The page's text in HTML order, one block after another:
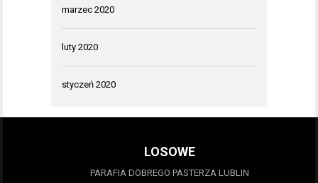
marzec 2020
luty 2020
styczeń 2020
LOSOWE
PARAFIA DOBREGO PASTERZA LUBLIN